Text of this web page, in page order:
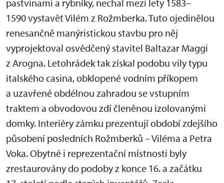
pastvinami a rybníky, nechal mezi lety 1583–
1590 vystavět Vilém z Rožmberka. Tuto ojedinělou
renesančně manýristickou stavbu pro něj
vyprojektoval osvědčený stavitel Baltazar Maggi
z Arogna. Letohrádek tak získal podobu vily typu
italského casina, obklopené vodním příkopem
a uzavřené obdélnou zahradou se vstupním
traktem a obvodovou zdí členěnou izolovanými
domky. Interiéry zámku prezentují období zdejšího
působení posledních Rožmberků – Viléma a Petra
Voka. Obytné i reprezentační místnosti byly
zrestaurovány do podoby z konce 16. a začátku